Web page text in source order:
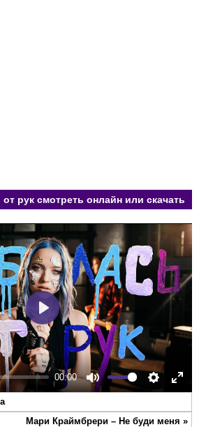
рук смотреть онлайн или скачать
00:00
Mute Settings
Play
Мари Краймбрери – Не буди меня »